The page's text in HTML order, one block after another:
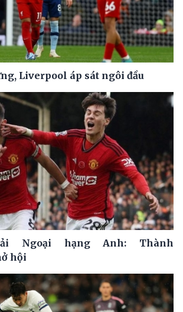
Liverpool áp sát ngôi đầu
Ngoại hạng Anh: Thành
hội